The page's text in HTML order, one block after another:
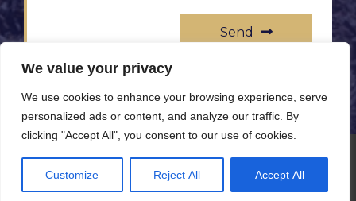
We value your privacy
We use cookies to enhance your browsing experience, serve
personalized ads or content, and analyze our traffic. By
clicking "Accept All", you consent to our use of cookies.
Customize Reject All Accept All
Send
© All rights reserved www.rameprezzo.it